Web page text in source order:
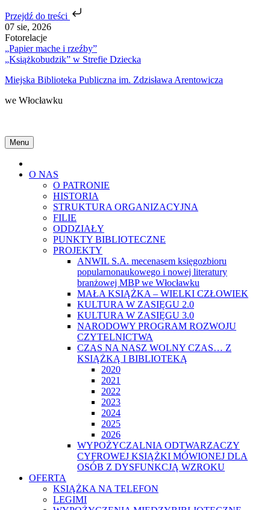
Przejdź do treści
Skip
to
content
07 sie, 2026
Fotorelacje
„Papier mache i rzeźby”
„Książkobudzik” w Strefie Dziecka
Miejska Biblioteka Publiczna im. Zdzisława Arentowicza
we Włocławku
Menu
O NAS
O PATRONIE
HISTORIA
STRUKTURA ORGANIZACYJNA
FILIE
ODDZIAŁY
PUNKTY BIBLIOTECZNE
PROJEKTY
ANWIL S.A. mecenasem księgozbioru
popularnonaukowego i nowej literatury
branżowej MBP we Włocławku
MAŁA KSIĄŻKA – WIELKI CZŁOWIEK
KULTURA W ZASIĘGU 2.0
KULTURA W ZASIĘGU 3.0
NARODOWY PROGRAM ROZWOJU
CZYTELNICTWA
CZAS NA NASZ WOLNY CZAS… Z
KSIĄŻKĄ I BIBLIOTEKĄ
2020
2021
2022
2023
2024
2025
2026
WYPOŻYCZALNIA ODTWARZACZY
CYFROWEJ KSIĄŻKI MÓWIONEJ DLA
OSÓB Z DYSFUNKCJĄ WZROKU
OFERTA
KSIĄŻKA NA TELEFON
LEGIMI